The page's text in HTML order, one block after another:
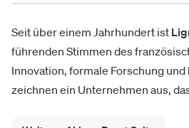
Seit über einem Jahrhundert ist
führenden Stimmen des
Innovation, formale Forschung und
zeichnen ein Unternehmen aus,